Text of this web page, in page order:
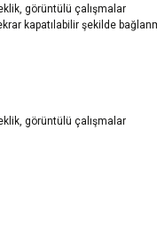
görüntülü çalışmalar
kapatılabilir şekilde
görüntülü çalışmalar